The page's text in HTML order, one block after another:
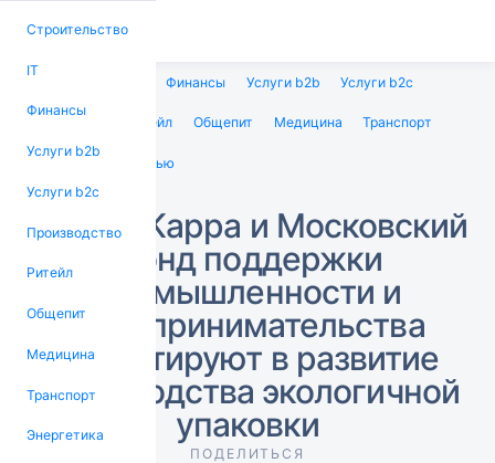
Строительство
IT
Финансы
Услуги b2b
Услуги b2c
Производство
Ритейл
Общепит
Медицина
Транспорт
Энергетика
Финансы Услуги b2b Услуги b2c
Ритейл Общепит Медицина Транспорт
Энергетика Интервью
Smurfit Kappa и Московский
Фонд поддержки
промышленности и
предпринимательства
инвестируют в развитие
производства экологичной
упаковки
ПОДЕЛИТЬСЯ